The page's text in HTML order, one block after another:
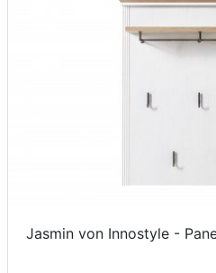
Jasmin von Innostyle -